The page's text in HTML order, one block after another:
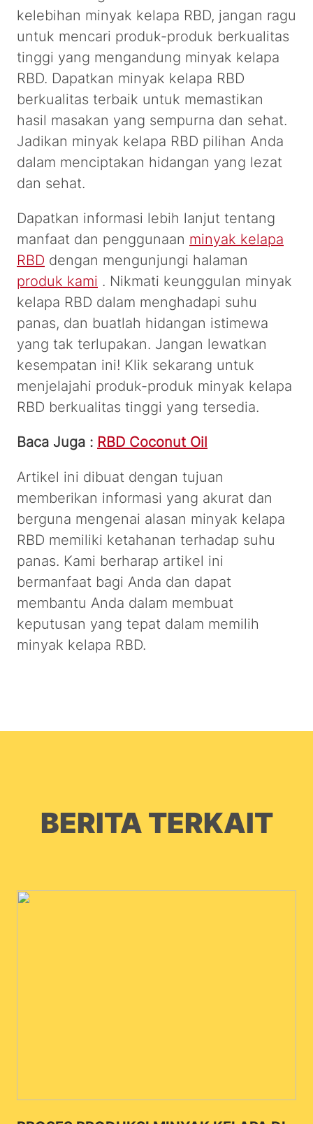
kelebihan minyak kelapa RBD, jangan ragu
untuk mencari produk-produk berkualitas
tinggi yang mengandung minyak kelapa
RBD. Dapatkan minyak kelapa RBD
berkualitas terbaik untuk memastikan
hasil masakan yang sempurna dan sehat.
Jadikan minyak kelapa RBD pilihan Anda
dalam menciptakan hidangan yang lezat
dan sehat.
Dapatkan informasi lebih lanjut tentang
manfaat dan penggunaan minyak kelapa
RBD dengan mengunjungi halaman
produk kami . Nikmati keunggulan minyak
kelapa RBD dalam menghadapi suhu
panas, dan buatlah hidangan istimewa
yang tak terlupakan. Jangan lewatkan
kesempatan ini! Klik sekarang untuk
menjelajahi produk-produk minyak kelapa
RBD berkualitas tinggi yang tersedia.
Baca Juga : RBD Coconut Oil
Artikel ini dibuat dengan tujuan
memberikan informasi yang akurat dan
berguna mengenai alasan minyak kelapa
RBD memiliki ketahanan terhadap suhu
panas. Kami berharap artikel ini
bermanfaat bagi Anda dan dapat
membantu Anda dalam membuat
keputusan yang tepat dalam memilih
minyak kelapa RBD.
BERITA TERKAIT